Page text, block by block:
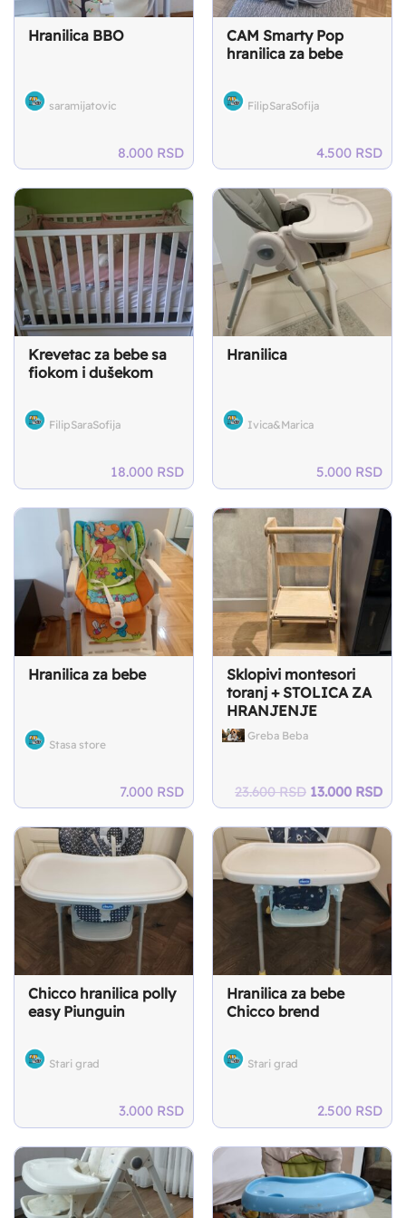
Hranilica BBO
saramijatovic
8.000 RSD
CAM Smarty Pop
hranilica za bebe
FilipSaraSofija
4.500 RSD
Krevetac za bebe sa
fiokom i dušekom
FilipSaraSofija
18.000 RSD
Hranilica
Ivica&Marica
5.000 RSD
Hranilica za bebe
Stasa store
7.000 RSD
Sklopivi montesori
toranj + STOLICA ZA
HRANJENJE
Greba Beba
23.600RSD Original
price
was:
23.600 RSD.
13.000 RSD
is:
Chicco hranilica polly
easy Piunguin
Stari grad
3.000 RSD
Hranilica za bebe
Chicco brend
Stari grad
2.500 RSD